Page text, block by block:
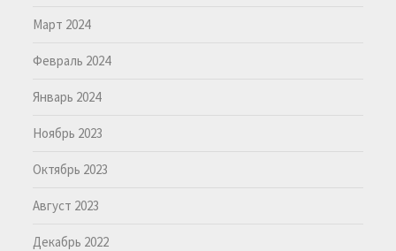
Март 2024
Февраль 2024
Январь 2024
Ноябрь 2023
Октябрь 2023
Август 2023
Декабрь 2022